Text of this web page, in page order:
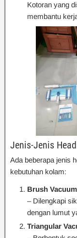
Kotoran yang
membantu
Jenis-Jenis
Ada beberapa jenis
kebutuhan kolam:
Brush
– Dilengkapi
dengan lumut
Triangular